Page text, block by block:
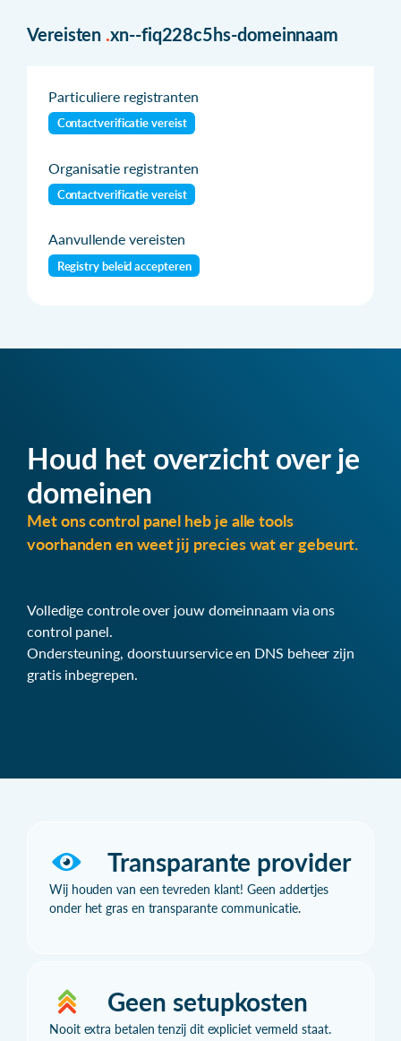
Vereisten .xn--fiq228c5hs-domeinnaam
Particuliere registranten
Contactverificatie vereist
Organisatie registranten
Contactverificatie vereist
Aanvullende vereisten
Registry beleid accepteren
Houd het overzicht over je
domeinen
Met ons control panel heb je alle tools
voorhanden en weet jij precies wat er gebeurt.
Volledige controle over jouw domeinnaam via ons
control panel.
Ondersteuning, doorstuurservice en DNS beheer zijn
gratis inbegrepen.
Transparante provider
Wij houden van een tevreden klant! Geen addertjes
onder het gras en transparante communicatie.
Geen setupkosten
Nooit extra betalen tenzij dit expliciet vermeld staat.